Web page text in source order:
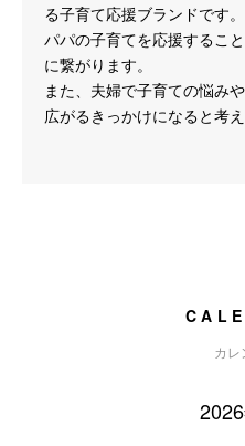
る子育て応援ブランドです。
パパの子育てを応援するこ
に繋がります。
また、夫婦で子育ての悩み
広がるきっかけになると考え
カレ